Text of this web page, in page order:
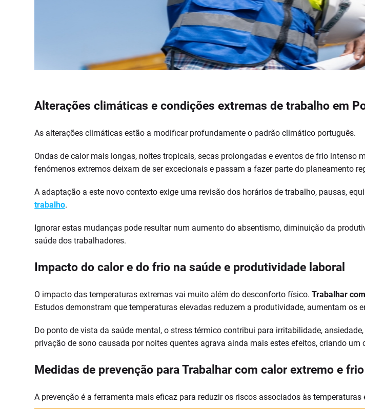
Alterações climáticas e condições extremas de trabalho em
As alterações climáticas estão a modificar profundamente o padrão climático português.
Ondas de calor mais longas, noites tropicais, secas prolongadas e eventos de frio
fenómenos extremos deixam de ser excecionais e passam a fazer parte do planeamento
A adaptação a este novo contexto exige uma revisão dos horários de trabalho, pausas,
trabalho.
Ignorar estas mudanças pode resultar num aumento do absentismo, diminuição da
saúde dos trabalhadores.
Impacto do calor e do frio na saúde e produtividade laboral
O impacto das temperaturas extremas vai muito além do desconforto físico.Trabalhar
Estudos demonstram que temperaturas elevadas reduzem a produtividade, aumentam os
Do ponto de vista da saúde mental, o stress térmico contribui para irritabilidade,
privação de sono causada por noites quentes agrava ainda mais estes efeitos, criando
Medidas de prevenção para Trabalhar com calor extremo e
A prevenção é a ferramenta mais eficaz para reduzir os riscos associados às temperaturas